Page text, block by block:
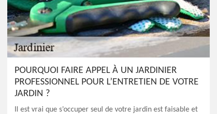
POURQUOI FAIRE APPEL À UN JARDINIER
PROFESSIONNEL POUR L’ENTRETIEN DE VOTRE
JARDIN ?
Il est vrai que s’occuper seul de votre jardin est faisable et